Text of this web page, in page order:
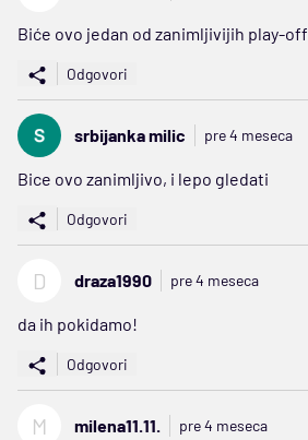
Biće ovo jedan od zanimljivijih play-off
Odgovori
srbijanka milic pre 4 meseca
Bice ovo zanimljivo, i lepo gledati
Odgovori
D draza1990 pre 4 meseca
da ih pokidamo!
Odgovori
M milena11.11. pre 4 meseca